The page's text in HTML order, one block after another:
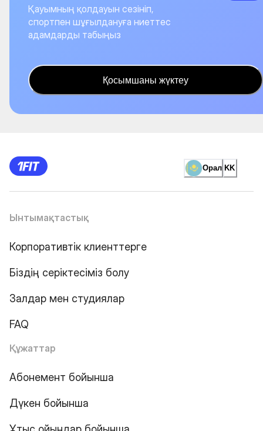
Қауымның қолдауын сезініп,
спортпен шұғылдануға ниеттес
адамдарды табыңыз
Қосымшаны жүктеу
Орал KK
Ынтымақтастық
Корпоративтік клиенттерге
Біздің серіктесіміз болу
Залдар мен студиялар
FAQ
Құжаттар
Абонемент бойынша
Дүкен бойынша